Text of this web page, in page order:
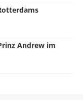
Andrew im